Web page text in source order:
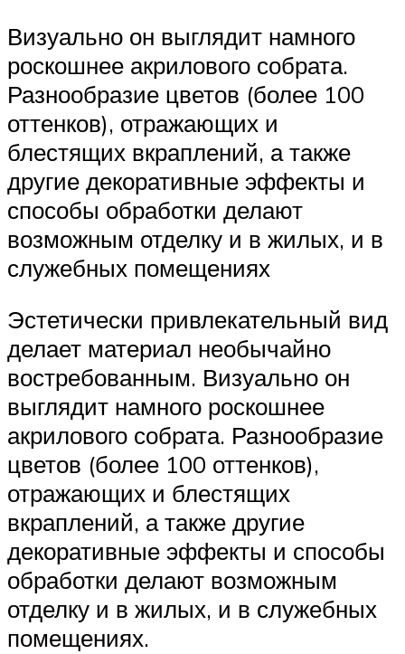
Визуально он выглядит намного
роскошнее акрилового собрата.
Разнообразие цветов (более 100
оттенков), отражающих и
блестящих вкраплений, а также
другие декоративные эффекты и
способы обработки делают
возможным отделку и в жилых, и в
служебных помещениях
Эстетически привлекательный вид
делает материал необычайно
востребованным. Визуально он
выглядит намного роскошнее
акрилового собрата. Разнообразие
цветов (более 100 оттенков),
отражающих и блестящих
вкраплений, а также другие
декоративные эффекты и способы
обработки делают возможным
отделку и в жилых, и в служебных
помещениях.